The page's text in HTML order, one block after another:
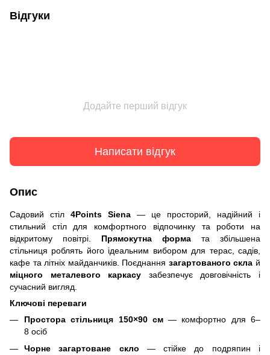
Відгуки
Додайте перший відгук
Написати відгук
Опис
Садовий стіл 4Points Siena — це просторий, надійний і
стильний стіл для комфортного відпочинку та роботи на
відкритому повітрі. Прямокутна форма та збільшена
стільниця роблять його ідеальним вибором для терас, садів,
кафе та літніх майданчиків. Поєднання загартованого скла й
міцного металевого каркасу забезпечує довговічність і
сучасний вигляд.
Ключові переваги
Простора стільниця 150×90 см— комфортно для 6–
8 осіб
Чорне загартоване скло — стійке до подряпин і